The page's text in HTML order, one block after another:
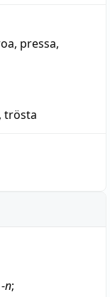
, pressa,
, trösta
-n;